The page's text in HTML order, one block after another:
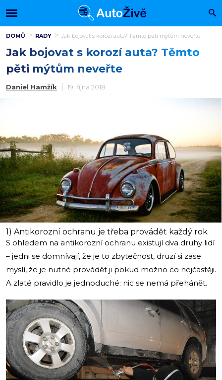
DOMŮ RADY Jak bojovat s korozí auta? Těmto pěti mýtům neveřte
Jak bojovat s korozí auta? Těmto
pěti mýtům neveřte
Daniel Hamžík 19. října 2018
1) Antikorozní ochranu je třeba provádět každý rok
S ohledem na antikorozní ochranu existují dva druhy lidí
– jedni se domnívají, že je to zbytečnost, druzí si zase
myslí, že je nutné provádět ji pokud možno co nejčastěji.
A zlaté pravidlo je jednoduché: nic se nemá přehánět.